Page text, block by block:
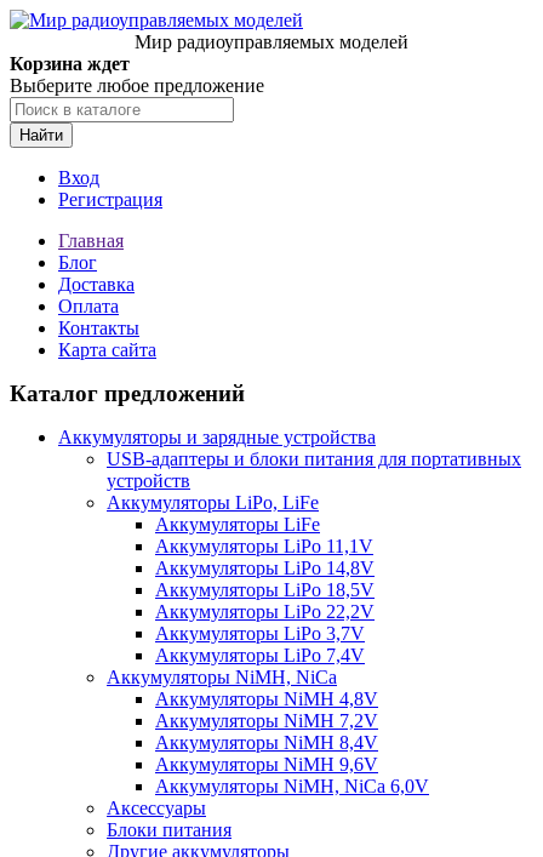
Мир радиоуправляемых моделей
Корзина ждет
Выберите любое предложение
Найти
Вход
Регистрация
Главная
Блог
Доставка
Оплата
Контакты
Карта сайта
Каталог предложений
Аккумуляторы и зарядные устройства
USB-адаптеры и блоки питания для портативных
устройств
Аккумуляторы LiPo, LiFe
Аккумуляторы LiFe
Аккумуляторы LiPo 11,1V
Аккумуляторы LiPo 14,8V
Аккумуляторы LiPo 18,5V
Аккумуляторы LiPo 22,2V
Аккумуляторы LiPo 3,7V
Аккумуляторы LiPo 7,4V
Аккумуляторы NiMH, NiCa
Аккумуляторы NiMH 4,8V
Аккумуляторы NiMH 7,2V
Аккумуляторы NiMH 8,4V
Аккумуляторы NiMH 9,6V
Аккумуляторы NiMH, NiCa 6,0V
Аксессуары
Блоки питания
Другие аккумуляторы